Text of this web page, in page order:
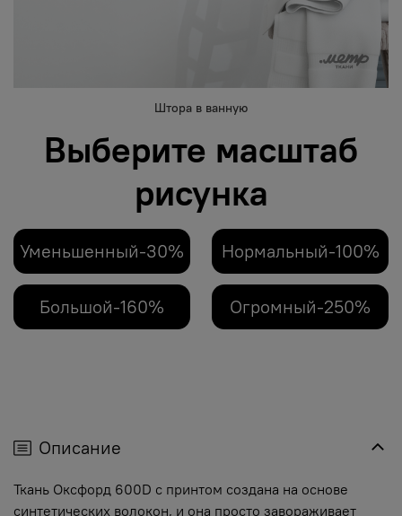
Штора в ванную
Выберите масштаб
рисунка
Уменьшенный-30% Нормальный-100%
Большой-160% Огромный-250%
Описание
Ткань Оксфорд 600D с принтом создана на основе
синтетических волокон, и она просто завораживает